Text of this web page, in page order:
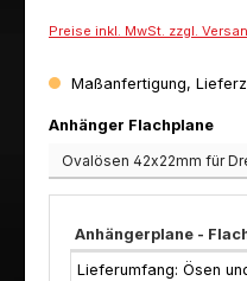
Preise inkl. MwSt. zzgl.
Maßanfertigung,
Anhänger Flachplane
Anhängerplane -
Lieferumfang: Ösen